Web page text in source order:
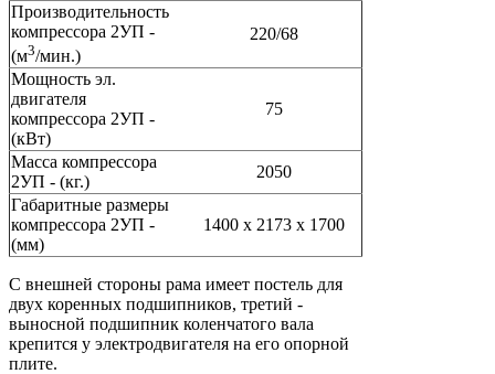
Производительность
компрессора 2УП -
(м3/мин.)
220/68
Мощность эл.
двигателя
компрессора 2УП -
(кВт)
75
Масса компрессора
2УП - (кг.)
2050
Габаритные размеры
компрессора 2УП -
(мм)
1400 х 2173 х 1700
С внешней стороны рама имеет постель для
двух коренных подшипников, третий -
выносной подшипник коленчатого вала
крепится у электродвигателя на его опорной
плите.